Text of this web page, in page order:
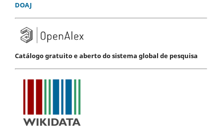
DOAJ
Catálogo gratuito e aberto do sistema global de pesquisa